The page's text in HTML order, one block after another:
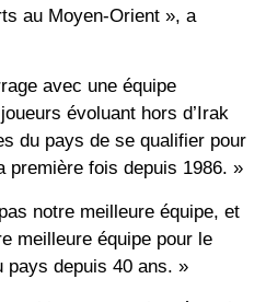
au Moyen-Orient », a
avec une équipe
évoluant hors d’Irak
du pays de se qualifier pour
première fois depuis 1986. »
notre meilleure équipe, et
meilleure équipe pour le
pays depuis 40 ans. »